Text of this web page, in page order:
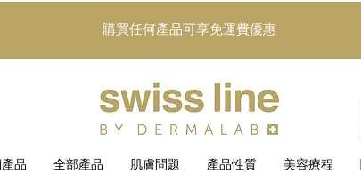
購買任何產品可享免運費優惠
品 全部產品 肌膚問題 產品性質 美容療程